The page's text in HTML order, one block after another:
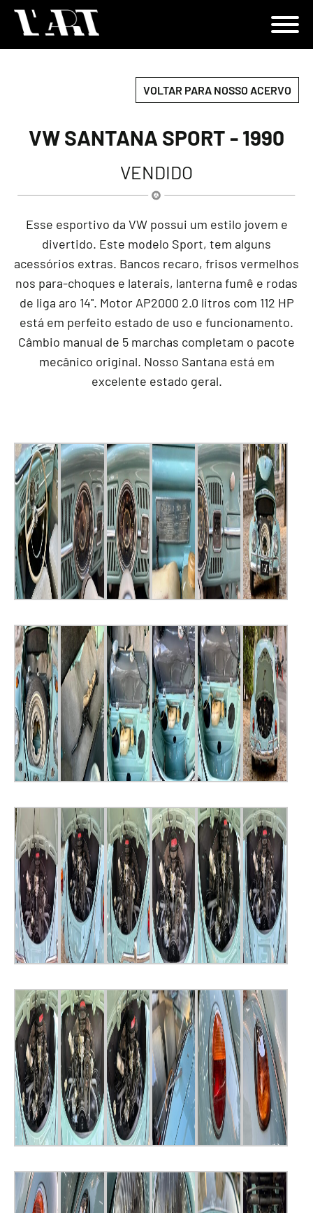
VOLTAR PARA NOSSO ACERVO
VW SANTANA SPORT - 1990
VENDIDO
Esse esportivo da VW possui um estilo jovem e
divertido. Este modelo Sport, tem alguns
acessórios extras. Bancos recaro, frisos vermelhos
nos para-choques e laterais, lanterna fumê e rodas
de liga aro 14''. Motor AP2000 2.0 litros com 112 HP
está em perfeito estado de uso e funcionamento.
Câmbio manual de 5 marchas completam o pacote
mecânico original. Nosso Santana está em
excelente estado geral.